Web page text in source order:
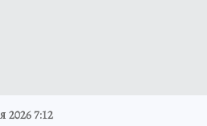
2026 7:12